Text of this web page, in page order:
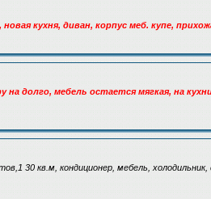
кухня, диван, корпус меб. купе,
долго, мебель остается мягкая, на
30 кв.м, кондиционер, мебель,